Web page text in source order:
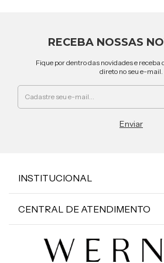
RECEBA NOSSAS
Fique por dentro das novidades e receba
direto no seu e-mail.
INSTITUCIONAL
CENTRAL DE ATENDIMENTO